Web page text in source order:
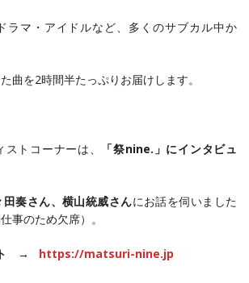
ラマ・アイドルなど、多くのサブカル中か
曲を2時間半たっぷりお届けします。
トコーナーは、
「祭nine.」にインタビュ
奏さん、横山統威さんにお話を伺いました
事のため欠席）。
ト → https://matsuri-nine.jp